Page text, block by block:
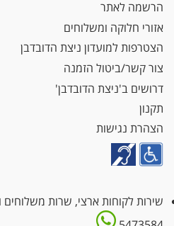
הרשמה לאתר
אזורי חלוקה ומשלוחים
הצטרפות למועדון ניצת הדובדבן
צור קשר/ביטול הזמנה
דרושים ב'ניצת הדובדבן'
תקנון
הצהרת נגישות
שירות לקוחות ארצי, שרות